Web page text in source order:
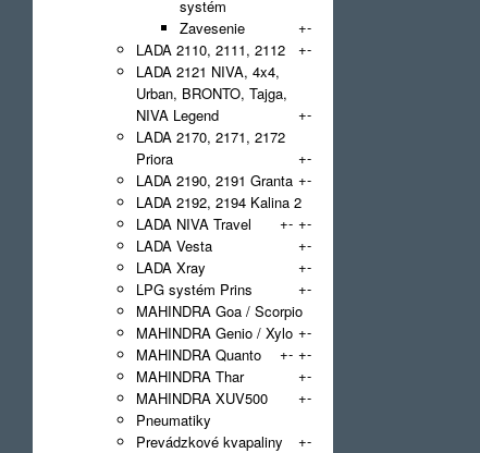
systém
Zavesenie
+-
LADA 2110, 2111, 2112
+-
LADA 2121 NIVA, 4x4,
Urban, BRONTO, Tajga,
NIVA Legend
+-
LADA 2170, 2171, 2172
Priora
+-
LADA 2190, 2191 Granta +-
LADA 2192, 2194 Kalina 2
+-
LADA NIVA Travel +-
LADA Vesta
+-
LADA Xray
+-
LPG systém Prins
+-
MAHINDRA Goa / Scorpio
+-
MAHINDRA Genio / Xylo
+-
MAHINDRA Quanto +-
MAHINDRA Thar
+-
MAHINDRA XUV500
+-
Pneumatiky
Prevádzkové kvapaliny
+-